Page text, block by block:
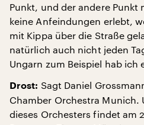
Punkt, und der andere Punkt
keine Anfeindungen erlebt,
mit Kippa über die Straße
natürlich auch nicht jeden
Ungarn zum Beispiel hab ich
Drost: Sagt Daniel
Chamber Orchestra Munich.
dieses Orchesters findet am